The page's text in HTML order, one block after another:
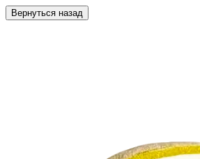
Вернуться назад